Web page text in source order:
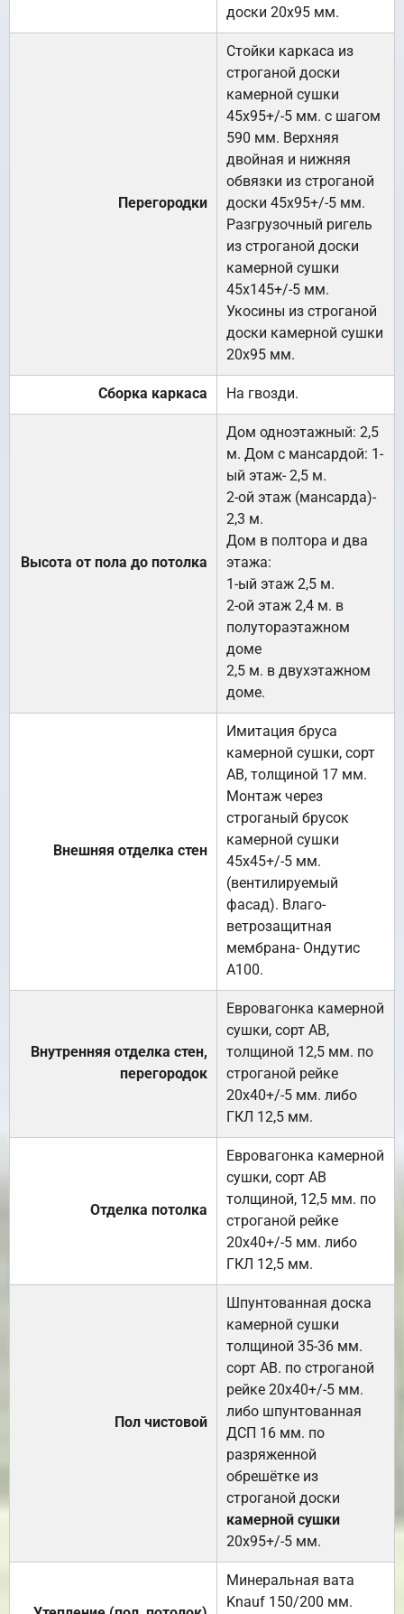
доски 20х95 мм.
Перегородки
Стойки каркаса из
строганой доски
камерной сушки
45х95+/-5 мм. с шагом
590 мм. Верхняя
двойная и нижняя
обвязки из строганой
доски 45х95+/-5 мм.
Разгрузочный ригель
из строганой доски
камерной сушки
45х145+/-5 мм.
Укосины из строганой
доски камерной сушки
20х95 мм.
Сборка каркаса На гвозди.
Высота от пола до потолка
Дом одноэтажный: 2,5
м. Дом с мансардой: 1-
ый этаж- 2,5 м.
2-ой этаж (мансарда)-
2,3 м.
Дом в полтора и два
этажа:
1-ый этаж 2,5 м.
2-ой этаж 2,4 м. в
полутораэтажном
доме
2,5 м. в двухэтажном
доме.
Внешняя отделка стен
Имитация бруса
камерной сушки, сорт
АВ, толщиной 17 мм.
Монтаж через
строганый брусок
камерной сушки
45х45+/-5 мм.
(вентилируемый
фасад). Влаго-
ветрозащитная
мембрана- Ондутис
А100.
Внутренняя отделка стен,
перегородок
Евровагонка камерной
сушки, сорт АВ,
толщиной 12,5 мм. по
строганой рейке
20х40+/-5 мм. либо
ГКЛ 12,5 мм.
Отделка потолка
Евровагонка камерной
сушки, сорт АВ
толщиной, 12,5 мм. по
строганой рейке
20х40+/-5 мм. либо
ГКЛ 12,5 мм.
Пол чистовой
Шпунтованная доска
камерной сушки
толщиной 35-36 мм.
сорт АВ. по строганой
рейке 20х40+/-5 мм.
либо шпунтованная
ДСП 16 мм. по
разряженной
обрешётке из
строганой доски
камерной сушки
20х95+/-5 мм.
Минеральная вата
Knauf 150/200 мм.